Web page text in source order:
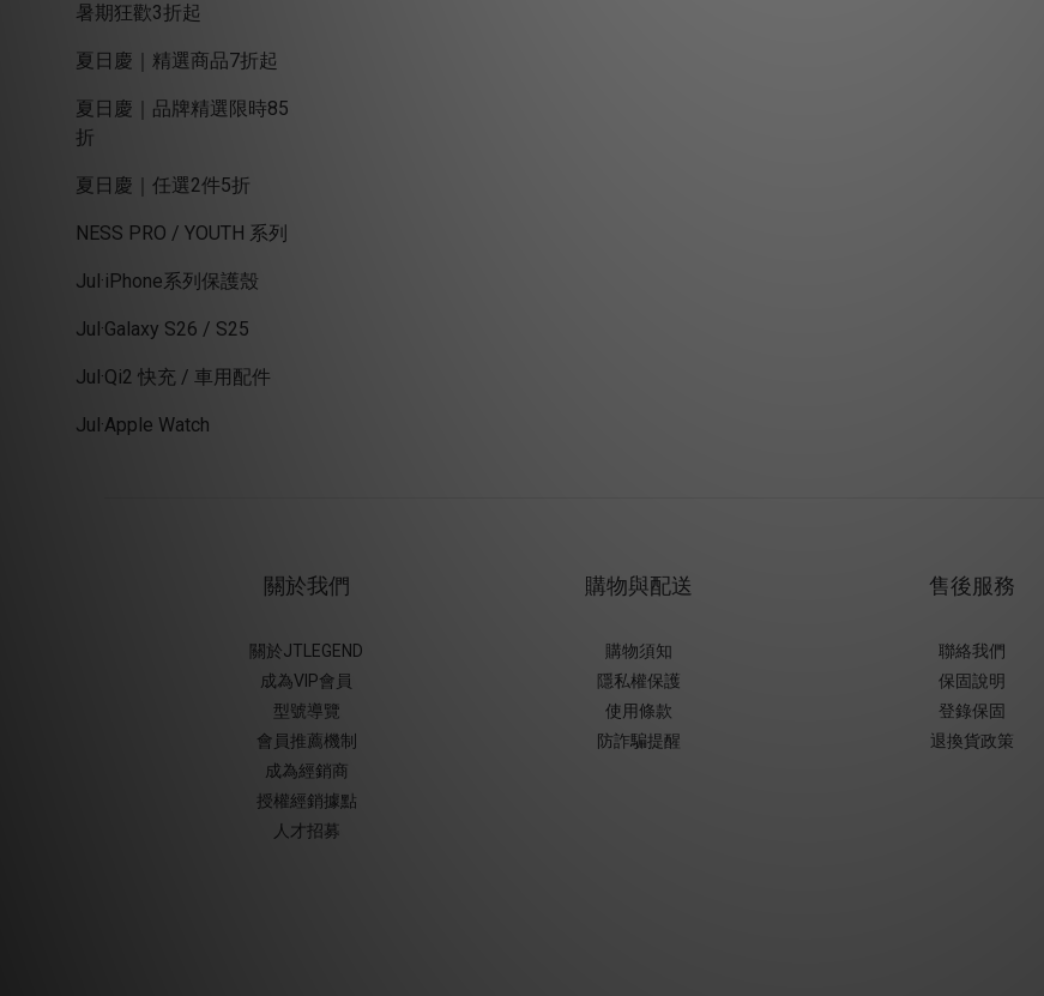
暑期狂歡3折起
夏日慶｜精選商品7折起
夏日慶｜品牌精選限時85
折
夏日慶｜任選2件5折
NESS PRO / YOUTH 系列
Jul·iPhone系列保護殼
Jul·Galaxy S26 / S25
Jul·Qi2 快充 / 車用配件
Jul·Apple Watch
關於我們
關於JTLEGEND
成為VIP會員
型號導覽
會員推薦機制
成為經銷商
授權經銷據點
人才招募
購物與配送
購物須知
隱私權保護
使用條款
防詐騙提醒
售後服務
聯絡我們
保固說明
登錄保固
退換貨政策